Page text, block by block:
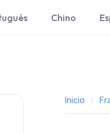
Chino
Inicio